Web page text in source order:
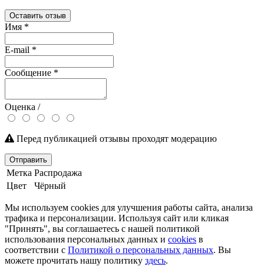
Оставить отзыв
Имя *
E-mail *
Сообщение *
Оценка /
Перед публикацией отзывы проходят модерацию
Отправить
Метка Распродажа
Цвет
Чёрный
Мы используем cookies для улучшения работы сайта, анализа
трафика и персонализации. Используя сайт или кликая
"Принять", вы соглашаетесь с нашей политикой
использования персональных данных и cookies в
соответствии с Политикой о персональных данных. Вы
можете прочитать нашу политику здесь.